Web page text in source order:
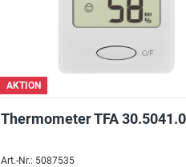
AKTION
Thermometer TFA
Art.-Nr.: 5087535